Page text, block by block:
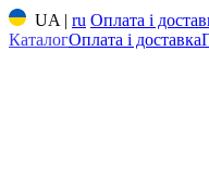
UA | ru Оплата і
КаталогОплата і доставка